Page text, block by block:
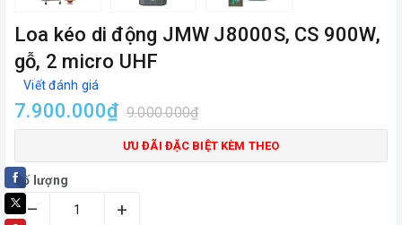
Loa kéo di động JMW J8000S, CS 900W,
gỗ, 2 micro UHF
Viết đánh giá
7.900.000₫ 9.000.000₫
ƯU ĐÃI ĐẶC BIỆT KÈM THEO
Số lượng
– +